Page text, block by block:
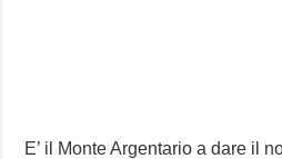
E’ il Monte Argentario a dare il